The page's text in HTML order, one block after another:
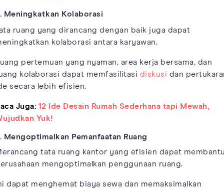
Meningkatkan Kolaborasi
ruang yang dirancang dengan baik juga dapat
kolaborasi antara karyawan.
pertemuan yang nyaman, area kerja bersama, dan
kolaborasi dapat memfasilitasi diskusi dan
secara lebih efisien.
Juga: 12 Ide Desain Rumah Sederhana tapi Mewah,
Yuk!
Mengoptimalkan Pemanfaatan Ruang
tata ruang kantor yang efisien dapat
mengoptimalkan penggunaan ruang.
dapat menghemat biaya sewa dan memaksimalkan